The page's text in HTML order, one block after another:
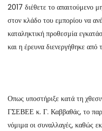
2017 διέθετε το απαιτούμενο
στον κλάδο του εμπορίου να
καταληκτική προθεσμία
και η έρευνα διενεργήθηκε
Οπως υποστήριξε κατά τη
ΓΣΕΒΕΕ κ. Γ. Καββαθάς, το
νόμιμα οι συναλλαγές, καθώς